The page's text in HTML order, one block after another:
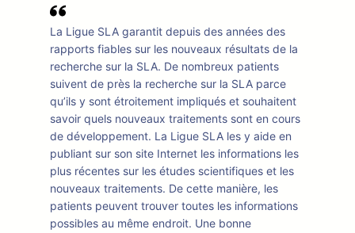
La Ligue SLA garantit depuis des années des
rapports fiables sur les nouveaux résultats de la
recherche sur la SLA. De nombreux patients
suivent de près la recherche sur la SLA parce
qu’ils y sont étroitement impliqués et souhaitent
savoir quels nouveaux traitements sont en cours
de développement. La Ligue SLA les y aide en
publiant sur son site Internet les informations les
plus récentes sur les études scientifiques et les
nouveaux traitements. De cette manière, les
patients peuvent trouver toutes les informations
possibles au même endroit. Une bonne